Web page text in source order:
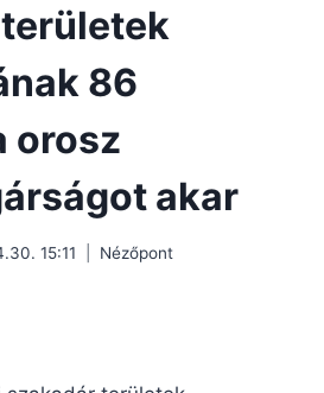
86
orosz
akar
15:11 Nézőpont